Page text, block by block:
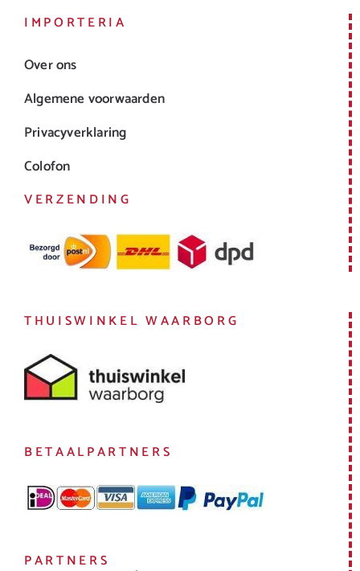
IMPORTERIA
Over ons
Algemene voorwaarden
Privacyverklaring
Colofon
VERZENDING
THUISWINKEL WAARBORG
BETAALPARTNERS
PARTNERS